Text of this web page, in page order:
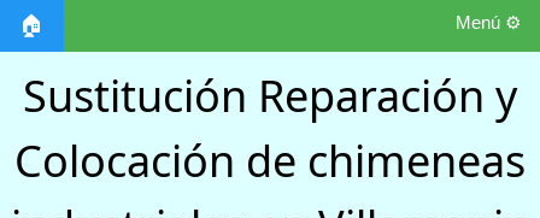
🏠 Menú ⚙️
Sustitución Reparación y
Colocación de chimeneas